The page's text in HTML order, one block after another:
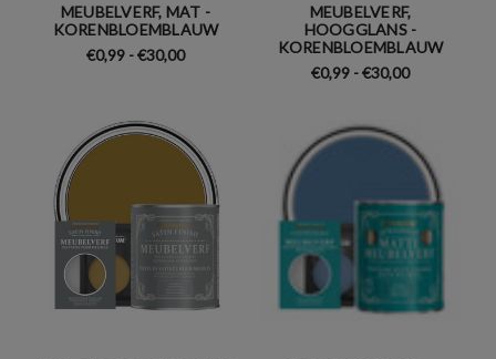
MEUBELVERF, MAT -
KORENBLOEMBLAUW
€0,99 - €30,00
MEUBELVERF,
HOOGGLANS -
KORENBLOEMBLAUW
€0,99 - €30,00